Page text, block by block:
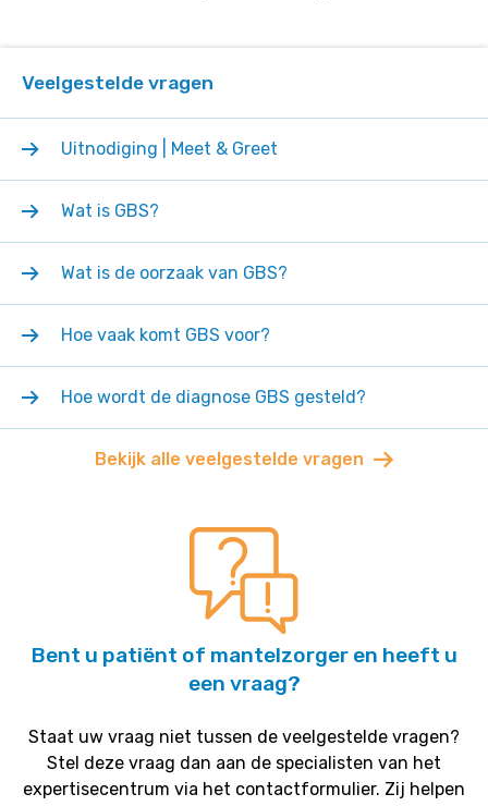
Veelgestelde vragen
Uitnodiging | Meet & Greet
Wat is GBS?
Wat is de oorzaak van GBS?
Hoe vaak komt GBS voor?
Hoe wordt de diagnose GBS gesteld?
Bekijk alle veelgestelde vragen
Bent u patiënt of mantelzorger en heeft u
een vraag?
Staat uw vraag niet tussen de veelgestelde vragen?
Stel deze vraag dan aan de specialisten van het
expertisecentrum via het contactformulier. Zij helpen